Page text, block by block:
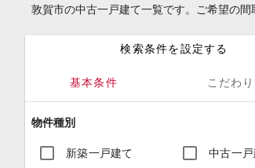
敦賀市の中古一戸建て一覧です。ご希望の
検索条件を設定する
基本条件 こだわ
物件種別
新築一戸建て 中古一戸